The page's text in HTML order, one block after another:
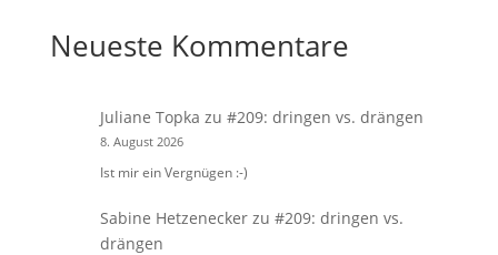
Neueste Kommentare
Juliane Topka zu#209: dringen vs. drängen
8. August 2026
Ist mir ein Vergnügen :-)
Sabine Hetzenecker zu#209: dringen vs.
drängen